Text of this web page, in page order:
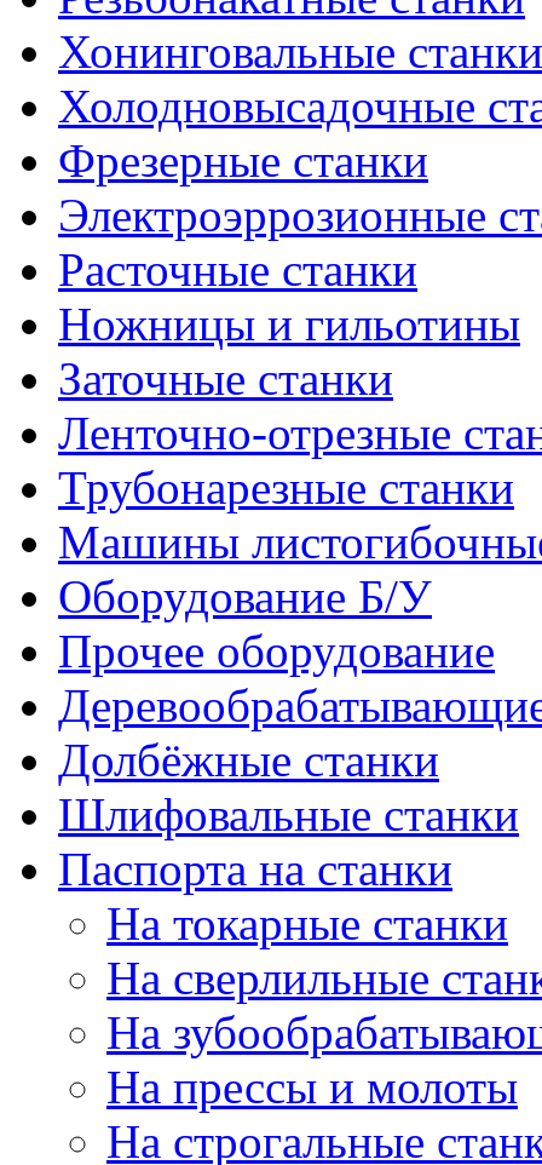
Хонинговальные станки
Холодновысадочные
Фрезерные станки
Электроэррозионные
Расточные станки
Ножницы и гильотины
Заточные станки
Ленточно-отрезные
Трубонарезные станки
Машины
Оборудование Б/У
Прочее оборудование
Долбёжные станки
Шлифовальные станки
Паспорта на станки
На токарные станки
На сверлильные
На
На прессы и молоты
На строгальные